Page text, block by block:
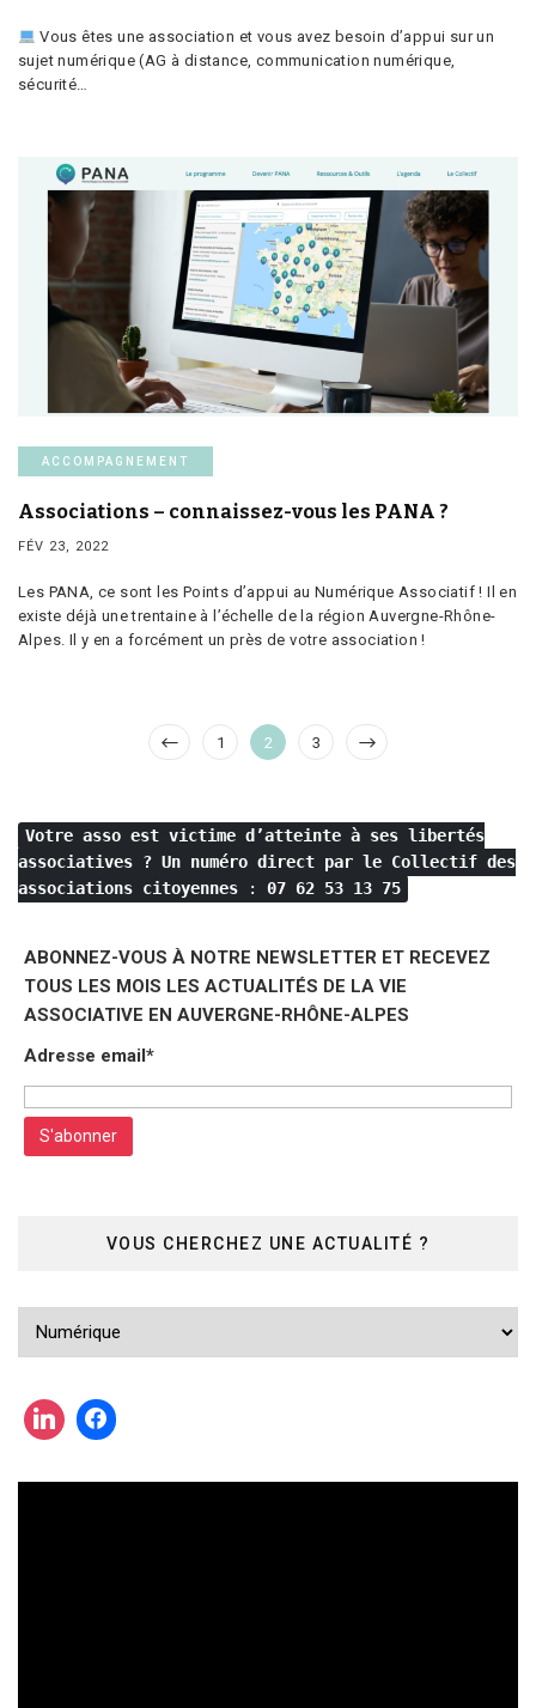
Vous êtes une association et vous avez besoin d’appui sur un
sujet numérique (AG à distance, communication numérique,
sécurité…
ACCOMPAGNEMENT
Associations – connaissez-vous les PANA ?
FÉV 23, 2022
Les PANA, ce sont les Points d’appui au Numérique Associatif ! Il en
existe déjà une trentaine à l’échelle de la région Auvergne-Rhône-
Alpes. Il y en a forcément un près de votre association !
Pagination
Page
1 Page
2 Page
3
Votre asso est victime d’atteinte à ses libertés
associatives ? Un numéro direct par le Collectif des
associations citoyennes : 07 62 53 13 75
ABONNEZ-VOUS À NOTRE NEWSLETTER ET RECEVEZ
TOUS LES MOIS LES ACTUALITÉS DE LA VIE
ASSOCIATIVE EN AUVERGNE-RHÔNE-ALPES
Adresse email*
VOUS CHERCHEZ UNE ACTUALITÉ ?
Vous
actualité
?